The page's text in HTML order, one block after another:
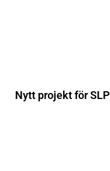
Nytt projekt för SLP